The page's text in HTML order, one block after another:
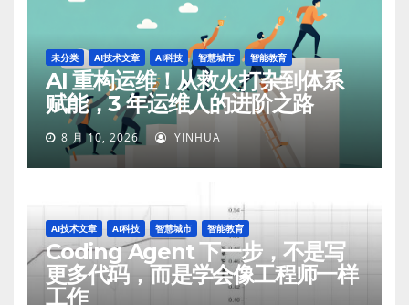
未分类 AI技术文章 AI科技 智慧城市 智能教育
AI 重构运维！从救火打杂到体系
赋能，3 年运维人的进阶之路
8 月 10, 2026 YINHUA
AI技术文章 AI科技 智慧城市 智能教育
Coding Agent 下一步，不是写
更多代码，而是学会像工程师一样
工作